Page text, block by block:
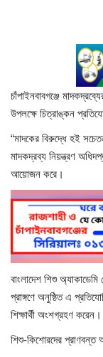
নাচোল
শিবগঞ্জ
গোমস্তাপুর
ভোলাহাট
রংপুর
চট্টগ্রাম
চাঁপাইনবাবগঞ্জে
উপলক্ষে চিত্রাঙ্কন
“মাদকের বিরুদ্ধে হই
মাদকদ্রব্য নিয়ন্ত্রণ
আয়োজন করে।
বাংলাদেশ শিশু অ্যাকাডেমি
প্রাঙ্গণে অনুষ্ঠিত এ
শিক্ষার্থী অংশগ্রহণ করেন।
শিশু-কিশোরদের